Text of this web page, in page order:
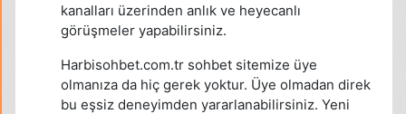
kanalları üzerinden anlık ve heyecanlı
görüşmeler yapabilirsiniz.
Harbisohbet.com.tr sohbet sitemize üye
olmanıza da hiç gerek yoktur. Üye olmadan direk
bu eşsiz deneyimden yararlanabilirsiniz. Yeni